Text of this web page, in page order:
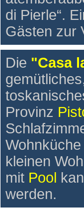
di Pierle“.
Gästen zur
Die "Casa
Provinz
kleinen
mit Pool
werden.